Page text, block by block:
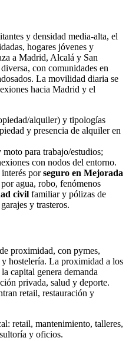
y densidad media-alta, el
hogares jóvenes y
a Madrid, Alcalá y San
con comunidades en
La movilidad diaria se
hacia Madrid y el
alquiler) y tipologías
y presencia de alquiler en
para trabajo/estudios;
con nodos del entorno.
porseguro en Mejorada
agua, robo, fenómenos
civil familiar y pólizas de
y trasteros.
proximidad, con pymes,
hostelería. La proximidad a los
capital genera demanda
privada, salud y deporte.
retail, restauración y
retail, mantenimiento, talleres,
y oficios.